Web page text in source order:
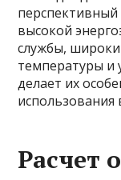
высокой
службы,
температуры и
делает их
использования
Расчет